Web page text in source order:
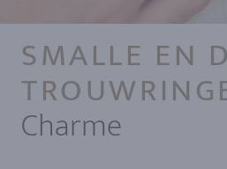
SMALLE EN
Charme